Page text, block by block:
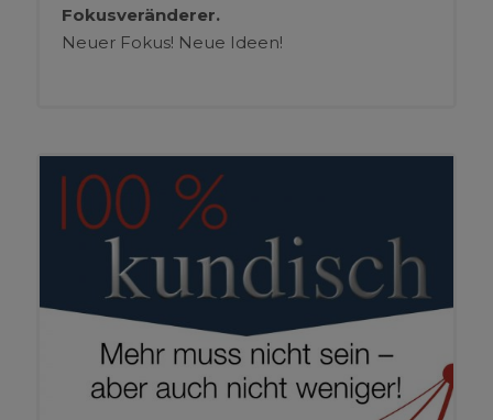
Fokusveränderer.
Neuer Fokus! Neue Ideen!